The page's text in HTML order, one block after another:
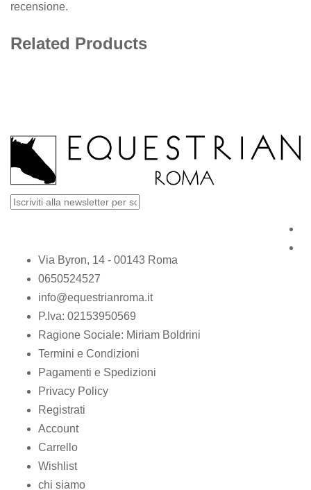
recensione.
Related Products
Via Byron, 14 - 00143 Roma
0650524527
info@equestrianroma.it
P.Iva: 02153950569
Ragione Sociale: Miriam Boldrini
Termini e Condizioni
Pagamenti e Spedizioni
Privacy Policy
Registrati
Account
Carrello
Wishlist
chi siamo